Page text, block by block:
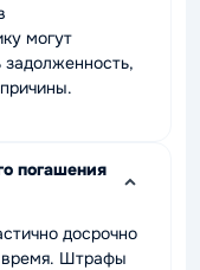
могут
задолженность,
погашения
досрочно
время. Штрафы